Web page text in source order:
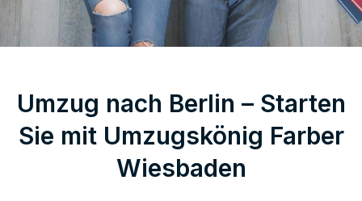
Umzug nach Berlin – Starten
Sie mit Umzugskönig Farber
Wiesbaden